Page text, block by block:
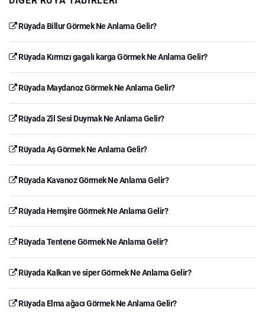
Rüyada Billur Görmek Ne Anlama Gelir?
Rüyada Kırmızı gagalı karga Görmek Ne Anlama Gelir?
Rüyada Maydanoz Görmek Ne Anlama Gelir?
Rüyada Zil Sesi Duymak Ne Anlama Gelir?
Rüyada Aş Görmek Ne Anlama Gelir?
Rüyada Kavanoz Görmek Ne Anlama Gelir?
Rüyada Hemşire Görmek Ne Anlama Gelir?
Rüyada Tentene Görmek Ne Anlama Gelir?
Rüyada Kalkan ve siper Görmek Ne Anlama Gelir?
Rüyada Elma ağacı Görmek Ne Anlama Gelir?